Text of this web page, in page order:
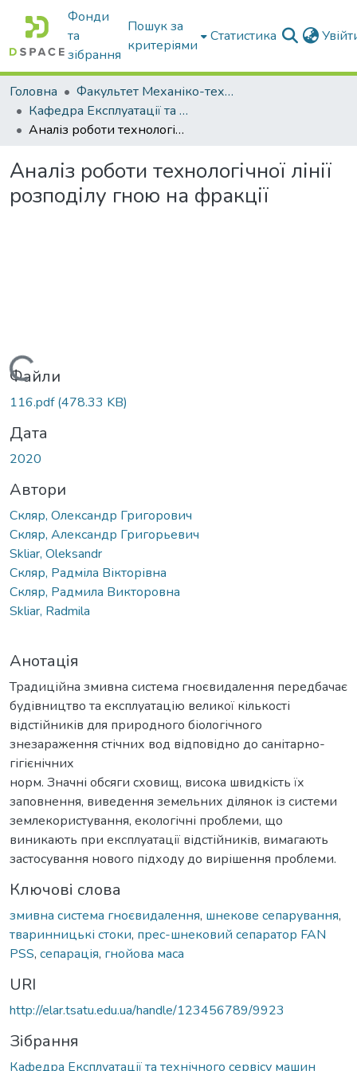
Фонди
та
зібрання
Пошук за
критеріями
Статистика
Головна
Факультет Механіко-технологічний
Кафедра Експлуатації та технічного сервісу машин
Аналіз роботи технологічної лінії розподілу гною на фракції
Аналіз роботи технологічної лінії
розподілу гною на фракції
Вантажиться...
Файли
116.pdf(478.33 KB)
Дата
2020
Автори
Скляр, Олександр Григорович
Скляр, Александр Григорьевич
Skliar, Oleksandr
Скляр, Радміла Вікторівна
Скляр, Радмила Викторовна
Skliar, Radmila
Анотація
Традиційна змивна система гноєвидалення передбачає
будівництво та експлуатацію великої кількості
відстійників для природного біологічного
знезараження стічних вод відповідно до санітарно-
гігієнічних
норм. Значні обсяги сховищ, висока швидкість їх
заповнення, виведення земельних ділянок із системи
землекористування, екологічні проблеми, що
виникають при експлуатації відстійників, вимагають
застосування нового підходу до вирішення проблеми.
Ключові слова
змивна система гноєвидалення, шнекове сепарування,
тваринницькі стоки, прес-шнековий сепаратор FAN
PSS, сепарація, гнойова маса
URI
http://elar.tsatu.edu.ua/handle/123456789/9923
Зібрання
Кафедра Експлуатації та технічного сервісу машин